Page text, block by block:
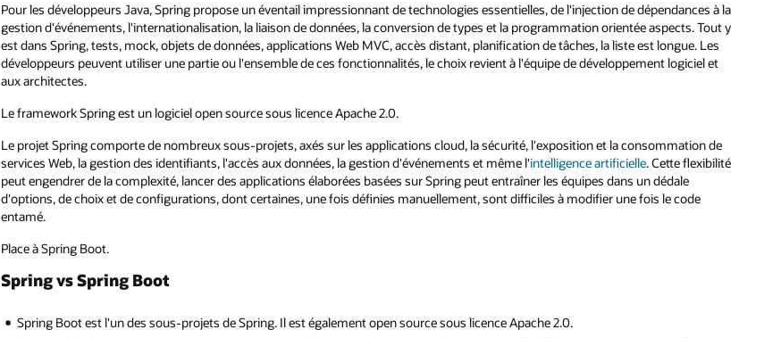
Pour les développeurs Java, Spring propose un éventail impressionnant de technologies essentielles, de l'injection de dépendances à la
gestion d'événements, l'internationalisation, la liaison de données, la conversion de types et la programmation orientée aspects. Tout y
est dans Spring, tests, mock, objets de données, applications Web MVC, accès distant, planification de tâches, la liste est longue. Les
développeurs peuvent utiliser une partie ou l'ensemble de ces fonctionnalités, le choix revient à l'équipe de développement logiciel et
aux architectes.
Le framework Spring est un logiciel open source sous licence Apache 2.0.
Le projet Spring comporte de nombreux sous-projets, axés sur les applications cloud, la sécurité, l'exposition et la consommation de
services Web, la gestion des identifiants, l'accès aux données, la gestion d'événements et même l'intelligence artificielle. Cette flexibilité
peut engendrer de la complexité, lancer des applications élaborées basées sur Spring peut entraîner les équipes dans un dédale
d'options, de choix et de configurations, dont certaines, une fois définies manuellement, sont difficiles à modifier une fois le code
entamé.
Place à Spring Boot.
Spring vs Spring Boot
Spring Boot est l'un des sous-projets de Spring. Il est également open source sous licence Apache 2.0.